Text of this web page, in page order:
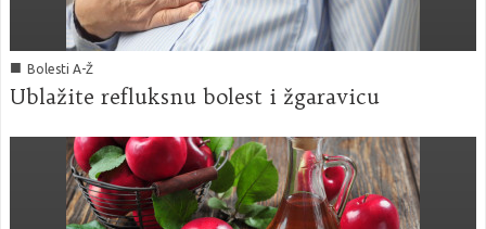
■ Bolesti A-Ž
Ublažite refluksnu bolest i žgaravicu